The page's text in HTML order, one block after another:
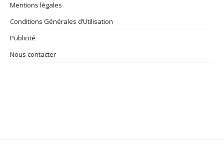
Mentions légales
Conditions Générales d’Utilisation
Publicité
Nous contacter